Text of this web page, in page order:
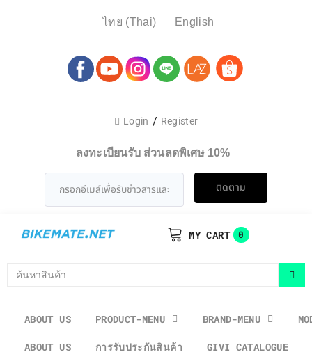
ไทย (Thai) English
ลงทะเบียนรับ ส่วนลดพิเศษ 10%
ติดตาม
Login / Register
ABOUT US PRODUCT-MENU BRAND-MENU
ABOUT US การรับประกันสินค้า GIVI CATALOGUE
MY CART 0